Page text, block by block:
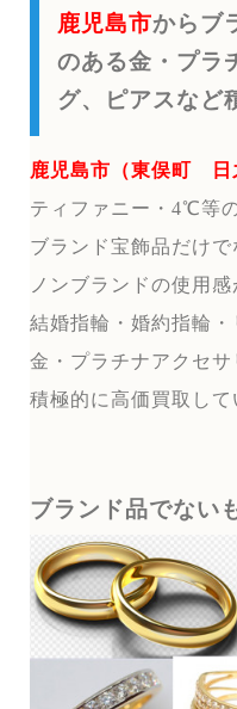
鹿児島市からブ
のある金・プラ
グ、ピアスなど
鹿児島市（東俣町 日
ティファニー・4℃等
ブランド宝飾品だけで
ノンブランドの使用感
結婚指輪・婚約指輪・
金・プラチナアクセサ
積極的に高価買取して
ブランド品でない